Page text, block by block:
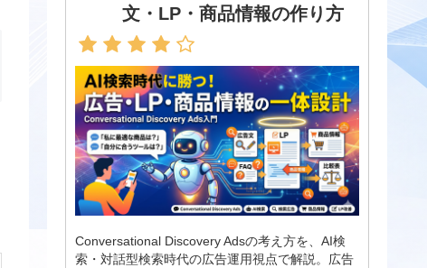
文・LP・商品情報の作り方
Conversational Discovery Adsの考え方を、AI検
索・対話型検索時代の広告運用視点で解説。広告